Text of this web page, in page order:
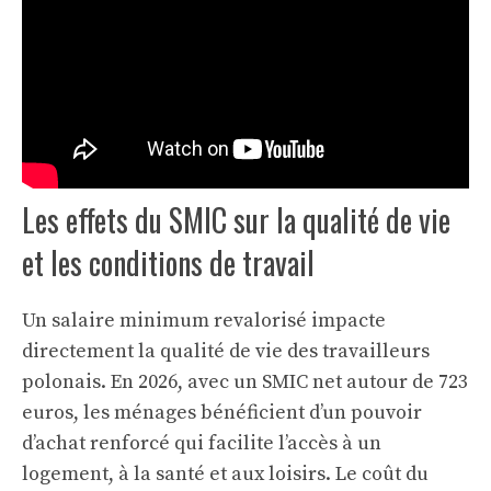
Les effets du SMIC sur la qualité de vie
et les conditions de travail
Un salaire minimum revalorisé impacte
directement la qualité de vie des travailleurs
polonais. En 2026, avec un SMIC net autour de 723
euros, les ménages bénéficient d’un pouvoir
d’achat renforcé qui facilite l’accès à un
logement, à la santé et aux loisirs. Le coût du